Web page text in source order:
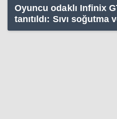
Oyuncu odaklı Infinix
tanıtıldı: Sıvı soğutma
tetikler